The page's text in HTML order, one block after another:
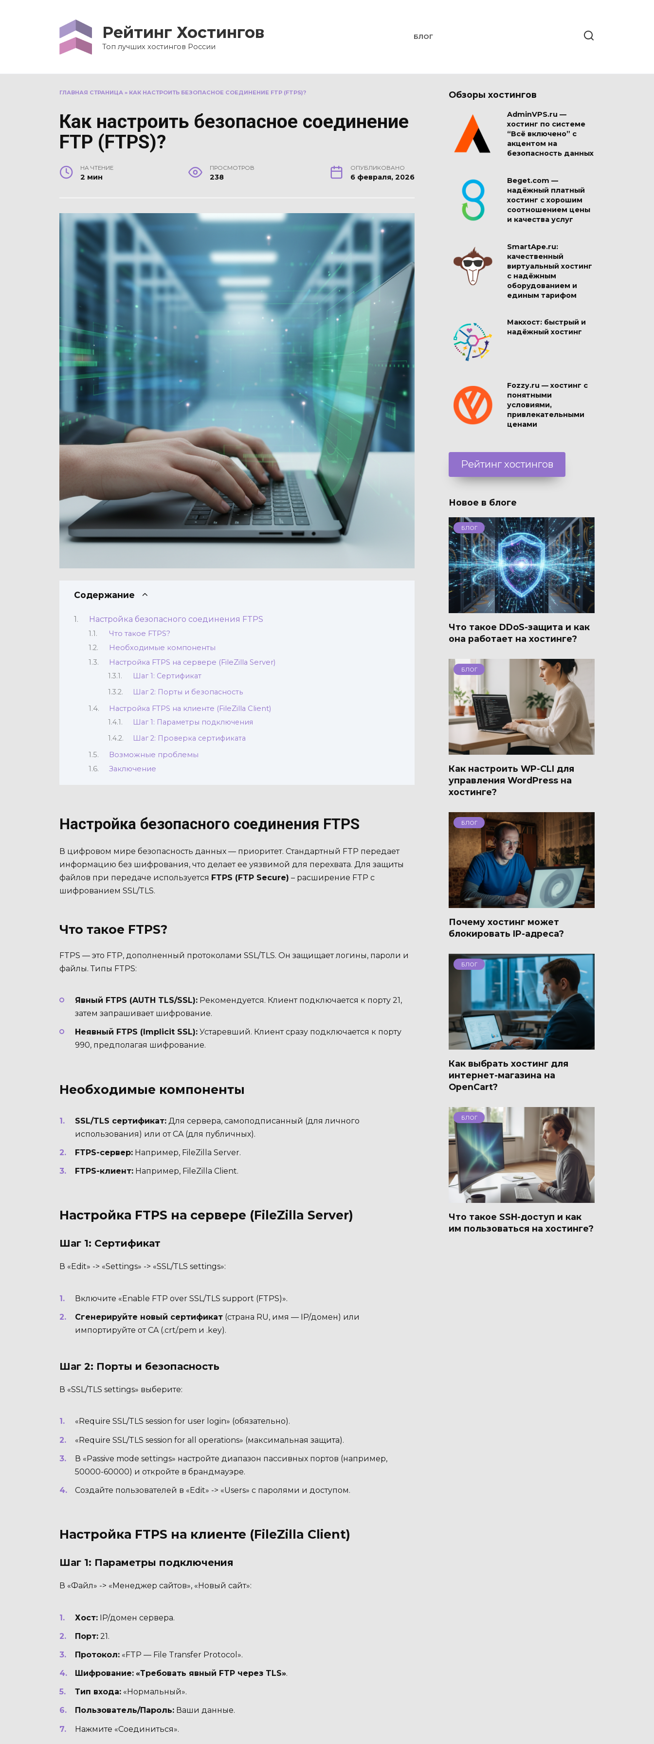
Рейтинг Хостингов
Топ лучших хостингов России
БЛОГ
ГЛАВНАЯ СТРАНИЦА » КАК НАСТРОИТЬ БЕЗОПАСНОЕ СОЕДИНЕНИЕ FTP (FTPS)?
Как настроить безопасное соединение
FTP (FTPS)?
НА ЧТЕНИЕ
2 мин
ПРОСМОТРОВ
238
ОПУБЛИКОВАНО
6 февраля, 2026
Содержание
Настройка безопасного соединения FTPS
Что такое FTPS?
Необходимые компоненты
Настройка FTPS на сервере (FileZilla Server)
Шаг 1: Сертификат
Шаг 2: Порты и безопасность
Настройка FTPS на клиенте (FileZilla Client)
Шаг 1: Параметры подключения
Шаг 2: Проверка сертификата
Возможные проблемы
Заключение
Настройка безопасного соединения FTPS
В цифровом мире безопасность данных — приоритет. Стандартный FTP передает
информацию без шифрования, что делает ее уязвимой для перехвата. Для защиты
файлов при передаче используется FTPS (FTP Secure) – расширение FTP с
шифрованием SSL/TLS.
Что такое FTPS?
FTPS — это FTP, дополненный протоколами SSL/TLS. Он защищает логины, пароли и
файлы. Типы FTPS:
Явный FTPS (AUTH TLS/SSL): Рекомендуется. Клиент подключается к порту 21,
затем запрашивает шифрование.
Неявный FTPS (Implicit SSL): Устаревший. Клиент сразу подключается к порту
990, предполагая шифрование.
Необходимые компоненты
SSL/TLS сертификат: Для сервера, самоподписанный (для личного
использования) или от CA (для публичных).
FTPS-сервер: Например, FileZilla Server.
FTPS-клиент: Например, FileZilla Client.
Настройка FTPS на сервере (FileZilla Server)
Шаг 1: Сертификат
В «Edit» -> «Settings» -> «SSL/TLS settings»:
Включите «Enable FTP over SSL/TLS support (FTPS)».
Сгенерируйте новый сертификат (страна RU, имя — IP/домен) или
импортируйте от CA (.crt/.pem и .key).
Шаг 2: Порты и безопасность
В «SSL/TLS settings» выберите:
«Require SSL/TLS session for user login» (обязательно).
«Require SSL/TLS session for all operations» (максимальная защита).
В «Passive mode settings» настройте диапазон пассивных портов (например,
50000-60000) и откройте в брандмауэре.
Создайте пользователей в «Edit» -> «Users» с паролями и доступом.
Настройка FTPS на клиенте (FileZilla Client)
Шаг 1: Параметры подключения
В «Файл» -> «Менеджер сайтов», «Новый сайт»:
Хост: IP/домен сервера.
Порт: 21.
Протокол: «FTP — File Transfer Protocol».
Шифрование: «Требовать явный FTP через TLS».
Тип входа: «Нормальный».
Пользователь/Пароль: Ваши данные.
Нажмите «Соединиться».
Обзоры хостингов
AdminVPS.ru —
хостинг по системе
“Всё включено” с
акцентом на
безопасность данных
Beget.com —
надёжный платный
хостинг с хорошим
соотношением цены
и качества услуг
SmartApe.ru:
качественный
виртуальный хостинг
с надёжным
оборудованием и
единым тарифом
Макхост: быстрый и
надёжный хостинг
Fozzy.ru — хостинг с
понятными
условиями,
привлекательными
ценами
Рейтинг хостингов
Новое в блоге
БЛОГ
Что такое DDoS-защита и как
она работает на хостинге?
БЛОГ
Как настроить WP-CLI для
управления WordPress на
хостинге?
БЛОГ
Почему хостинг может
блокировать IP-адреса?
БЛОГ
Как выбрать хостинг для
интернет-магазина на
OpenCart?
БЛОГ
Что такое SSH-доступ и как
им пользоваться на хостинге?